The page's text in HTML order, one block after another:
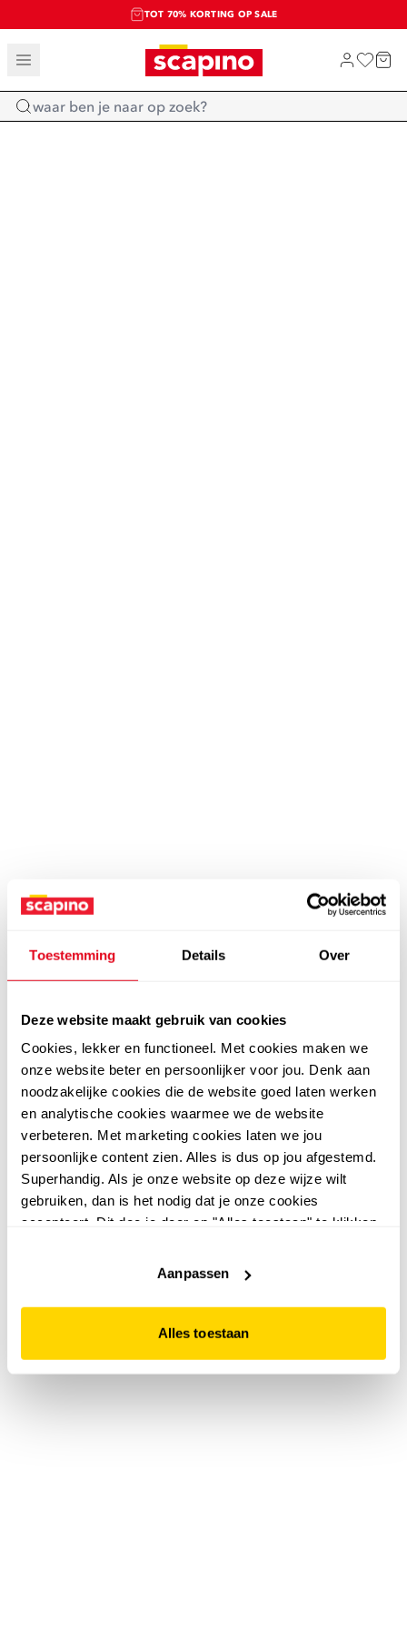
Toestemming Details Over
Deze website maakt gebruik van cookies
Cookies, lekker en functioneel. Met cookies maken we
onze website beter en persoonlijker voor jou. Denk aan
noodzakelijke cookies die de website goed laten werken
en analytische cookies waarmee we de website
verbeteren. Met marketing cookies laten we jou
persoonlijke content zien. Alles is dus op jou afgestemd.
Superhandig. Als je onze website op deze wijze wilt
gebruiken, dan is het nodig dat je onze cookies
accepteert. Dit doe je door op "Alles toestaan" te klikken.
website niet optimaal functioneert.
Aanpassen
Alles toestaan
TOT 70% KORTING OP SALE
SALE: LAATSTE KANS!
SHOP NIEUW
Home